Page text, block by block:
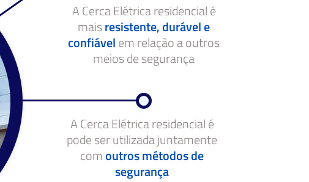
A Cerca Elétrica residencial é
maisresistente, durável e
confiávelem relação a outros
meios de segurança
A Cerca Elétrica residencial é
pode ser utilizada juntamente
comoutros métodos de
segurança